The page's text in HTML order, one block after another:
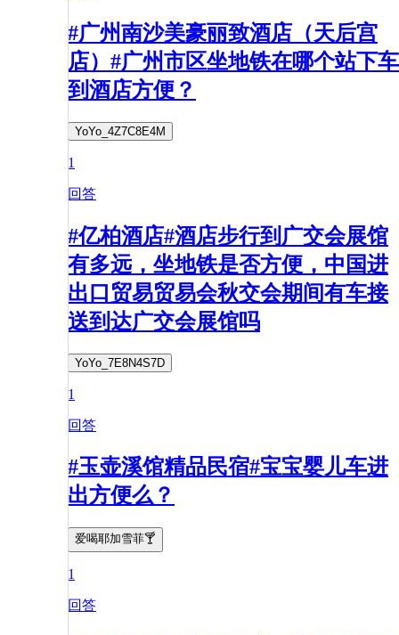
#广州南沙美豪丽致酒店（天后宫
店）#广州市区坐地铁在哪个站下车
到酒店方便？
YoYo_4Z7C8E4M
1
回答
#亿柏酒店#酒店步行到广交会展馆
有多远，坐地铁是否方便，中国进
出口贸易贸易会秋交会期间有车接
送到达广交会展馆吗
YoYo_7E8N4S7D
1
回答
#玉壶溪馆精品民宿#宝宝婴儿车进
出方便么？
爱喝耶加雪菲🍸
1
回答